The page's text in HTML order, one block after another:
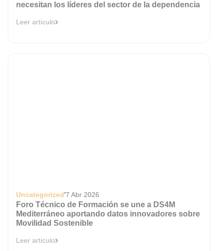
necesitan los líderes del sector de la dependencia
Leer artículo
Uncategorized 7 Abr 2026
Foro Técnico de Formación se une a DS4M
Mediterráneo aportando datos innovadores sobre
Movilidad Sostenible
Leer artículo